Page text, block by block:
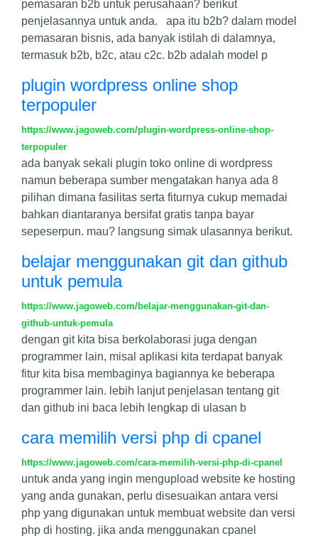
pemasaran b2b untuk perusahaan? berikut
penjelasannya untuk anda. apa itu b2b? dalam model
pemasaran bisnis, ada banyak istilah di dalamnya,
termasuk b2b, b2c, atau c2c. b2b adalah model p
plugin wordpress online shop
terpopuler
https://www.jagoweb.com/plugin-wordpress-online-shop-
terpopuler
ada banyak sekali plugin toko online di wordpress
namun beberapa sumber mengatakan hanya ada 8
pilihan dimana fasilitas serta fiturnya cukup memadai
bahkan diantaranya bersifat gratis tanpa bayar
sepeserpun. mau? langsung simak ulasannya berikut.
belajar menggunakan git dan github
untuk pemula
https://www.jagoweb.com/belajar-menggunakan-git-dan-
github-untuk-pemula
dengan git kita bisa berkolaborasi juga dengan
programmer lain, misal aplikasi kita terdapat banyak
fitur kita bisa membaginya bagiannya ke beberapa
programmer lain. lebih lanjut penjelasan tentang git
dan github ini baca lebih lengkap di ulasan b
cara memilih versi php di cpanel
https://www.jagoweb.com/cara-memilih-versi-php-di-cpanel
untuk anda yang ingin mengupload website ke hosting
yang anda gunakan, perlu disesuaikan antara versi
php yang digunakan untuk membuat website dan versi
php di hosting. jika anda menggunakan cpanel